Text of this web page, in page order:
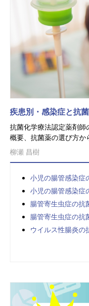
疾患別・感染症と抗
抗菌化学療法認定薬剤
概要、抗菌薬の選び方か
柳瀬 昌樹
小児の腸管感染症
小児の腸管感染症
腸管寄生虫症の抗
腸管寄生虫症の抗
ウイルス性腸炎の